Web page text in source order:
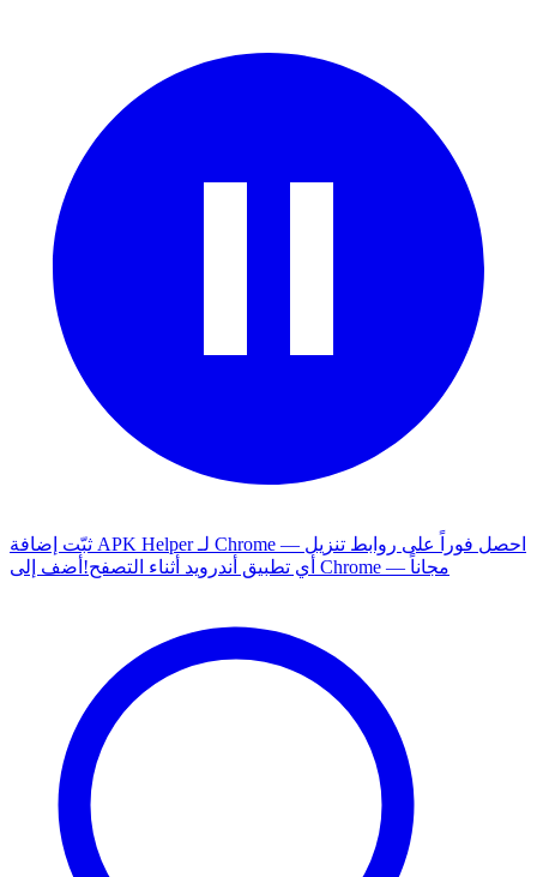
ثبّت إضافة APK Helper لـ Chrome — احصل فوراً على روابط تنزيل
أي تطبيق أندرويد أثناء التصفح!
أضف إلى Chrome — مجاناً